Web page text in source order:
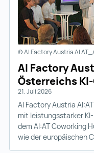
© AI Factory Austria AI
AI Factory
Österreichs
21. Juli 2026
AI Factory Austria
mit leistungsstarker
dem AI:AT Coworking
wie der europäischen